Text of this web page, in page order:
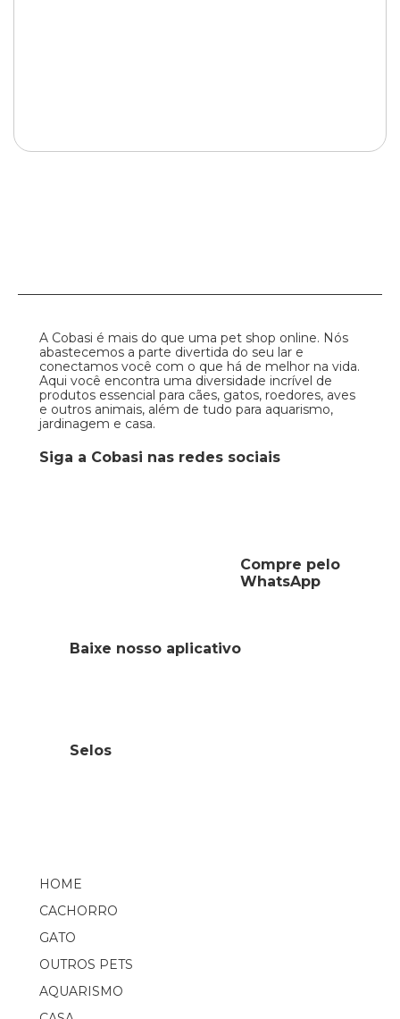
A Cobasi é mais do que uma pet shop online. Nós
abastecemos a parte divertida do seu lar e
conectamos você com o que há de melhor na vida.
Aqui você encontra uma diversidade incrível de
produtos essencial para cães, gatos, roedores, aves
e outros animais, além de tudo para aquarismo,
jardinagem e casa.
Siga a Cobasi nas redes sociais
Compre pelo
WhatsApp
HOME
CACHORRO
GATO
OUTROS PETS
AQUARISMO
Baixe nosso aplicativo
Selos